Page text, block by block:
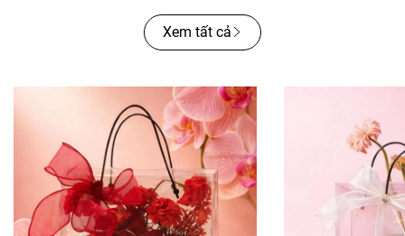
Xem tất cả